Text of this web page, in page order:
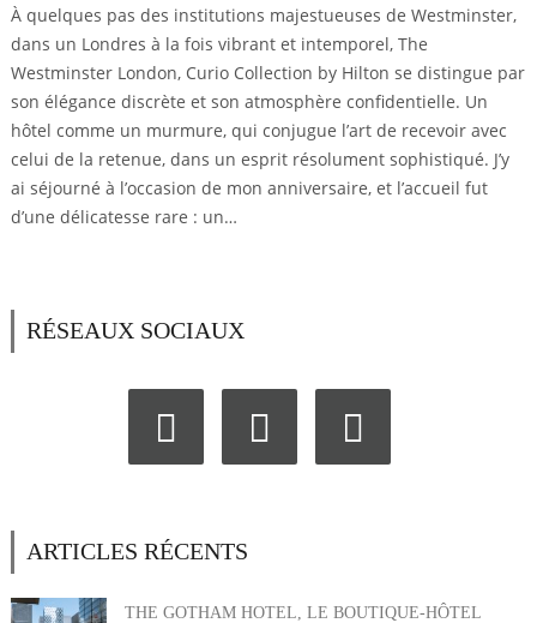
À quelques pas des institutions majestueuses de Westminster,
dans un Londres à la fois vibrant et intemporel, The
Westminster London, Curio Collection by Hilton se distingue par
son élégance discrète et son atmosphère confidentielle. Un
hôtel comme un murmure, qui conjugue l’art de recevoir avec
celui de la retenue, dans un esprit résolument sophistiqué. J’y
ai séjourné à l’occasion de mon anniversaire, et l’accueil fut
d’une délicatesse rare : un…
RÉSEAUX SOCIAUX
ARTICLES RÉCENTS
THE GOTHAM HOTEL, LE BOUTIQUE-HÔTEL